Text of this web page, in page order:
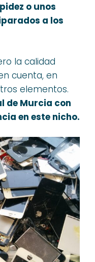
o unos
a los
la calidad
cuenta, en
elementos.
de Murcia con
en este nicho.